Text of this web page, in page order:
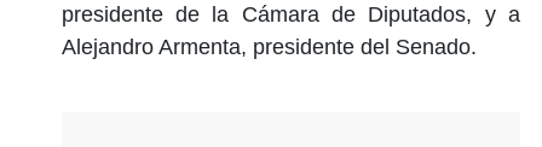
presidente de la Cámara de Diputados, y a
Alejandro Armenta, presidente del Senado.